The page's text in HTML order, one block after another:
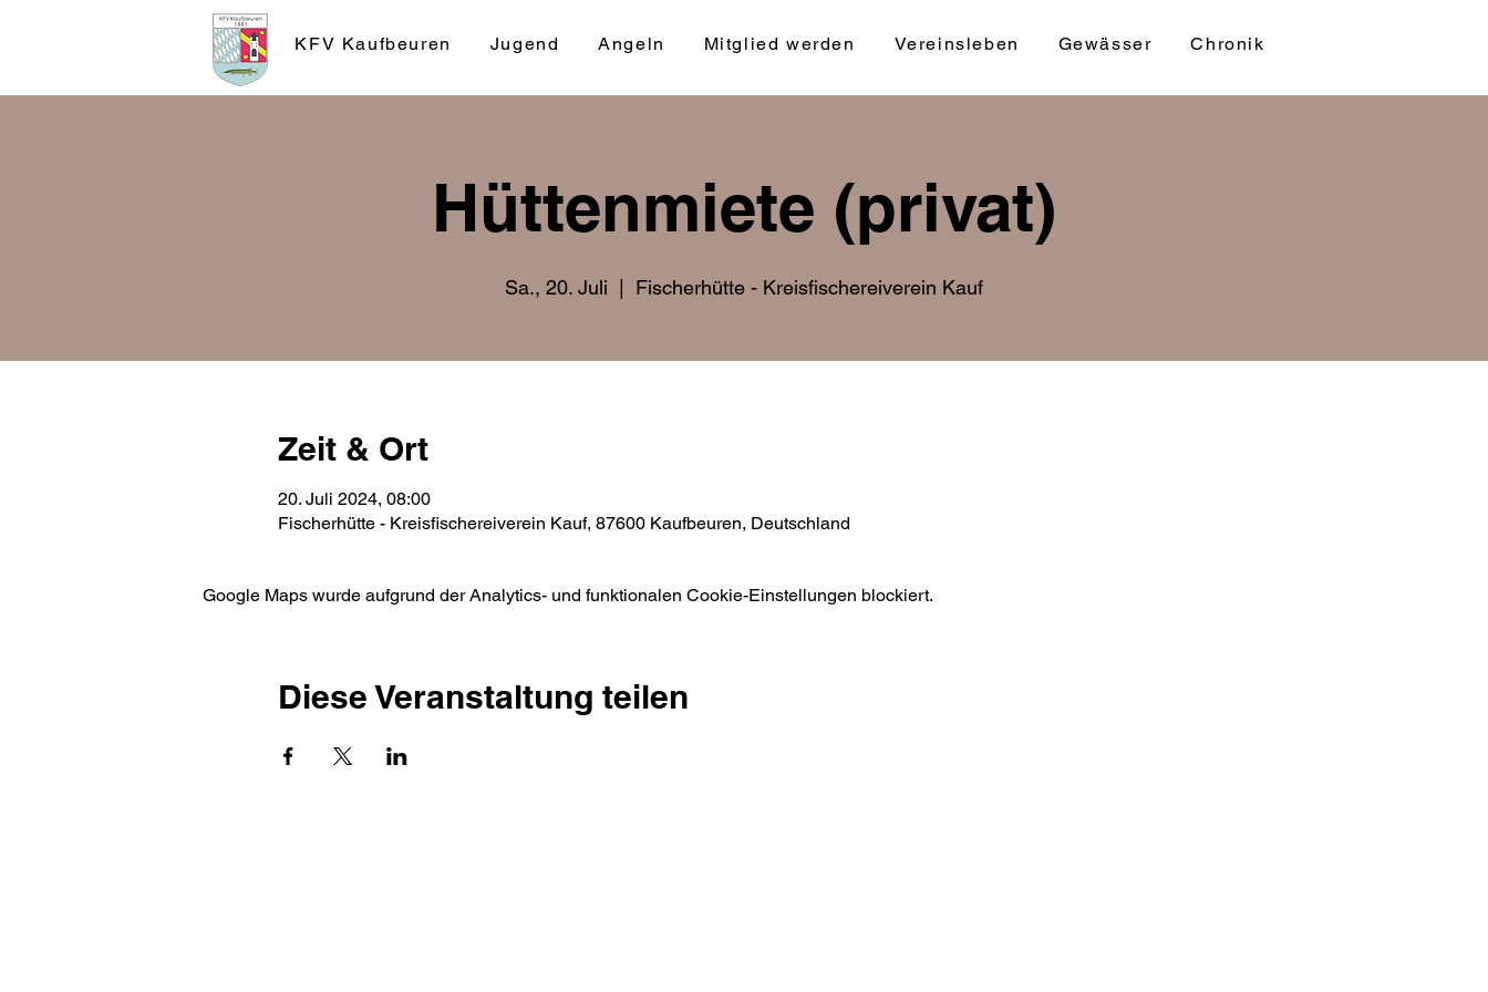
KFV Kaufbeuren Jugend Angeln Mitglied werden Vereinsleben Gewässer Chronik
Hüttenmiete (privat)
Sa., 20. Juli Fischerhütte - Kreisfischereiverein Kauf
Zeit & Ort
20. Juli 2024, 08:00
Fischerhütte - Kreisfischereiverein Kauf, 87600 Kaufbeuren, Deutschland
Google Maps wurde aufgrund der Analytics- und funktionalen Cookie-Einstellungen blockiert.
Diese Veranstaltung teilen